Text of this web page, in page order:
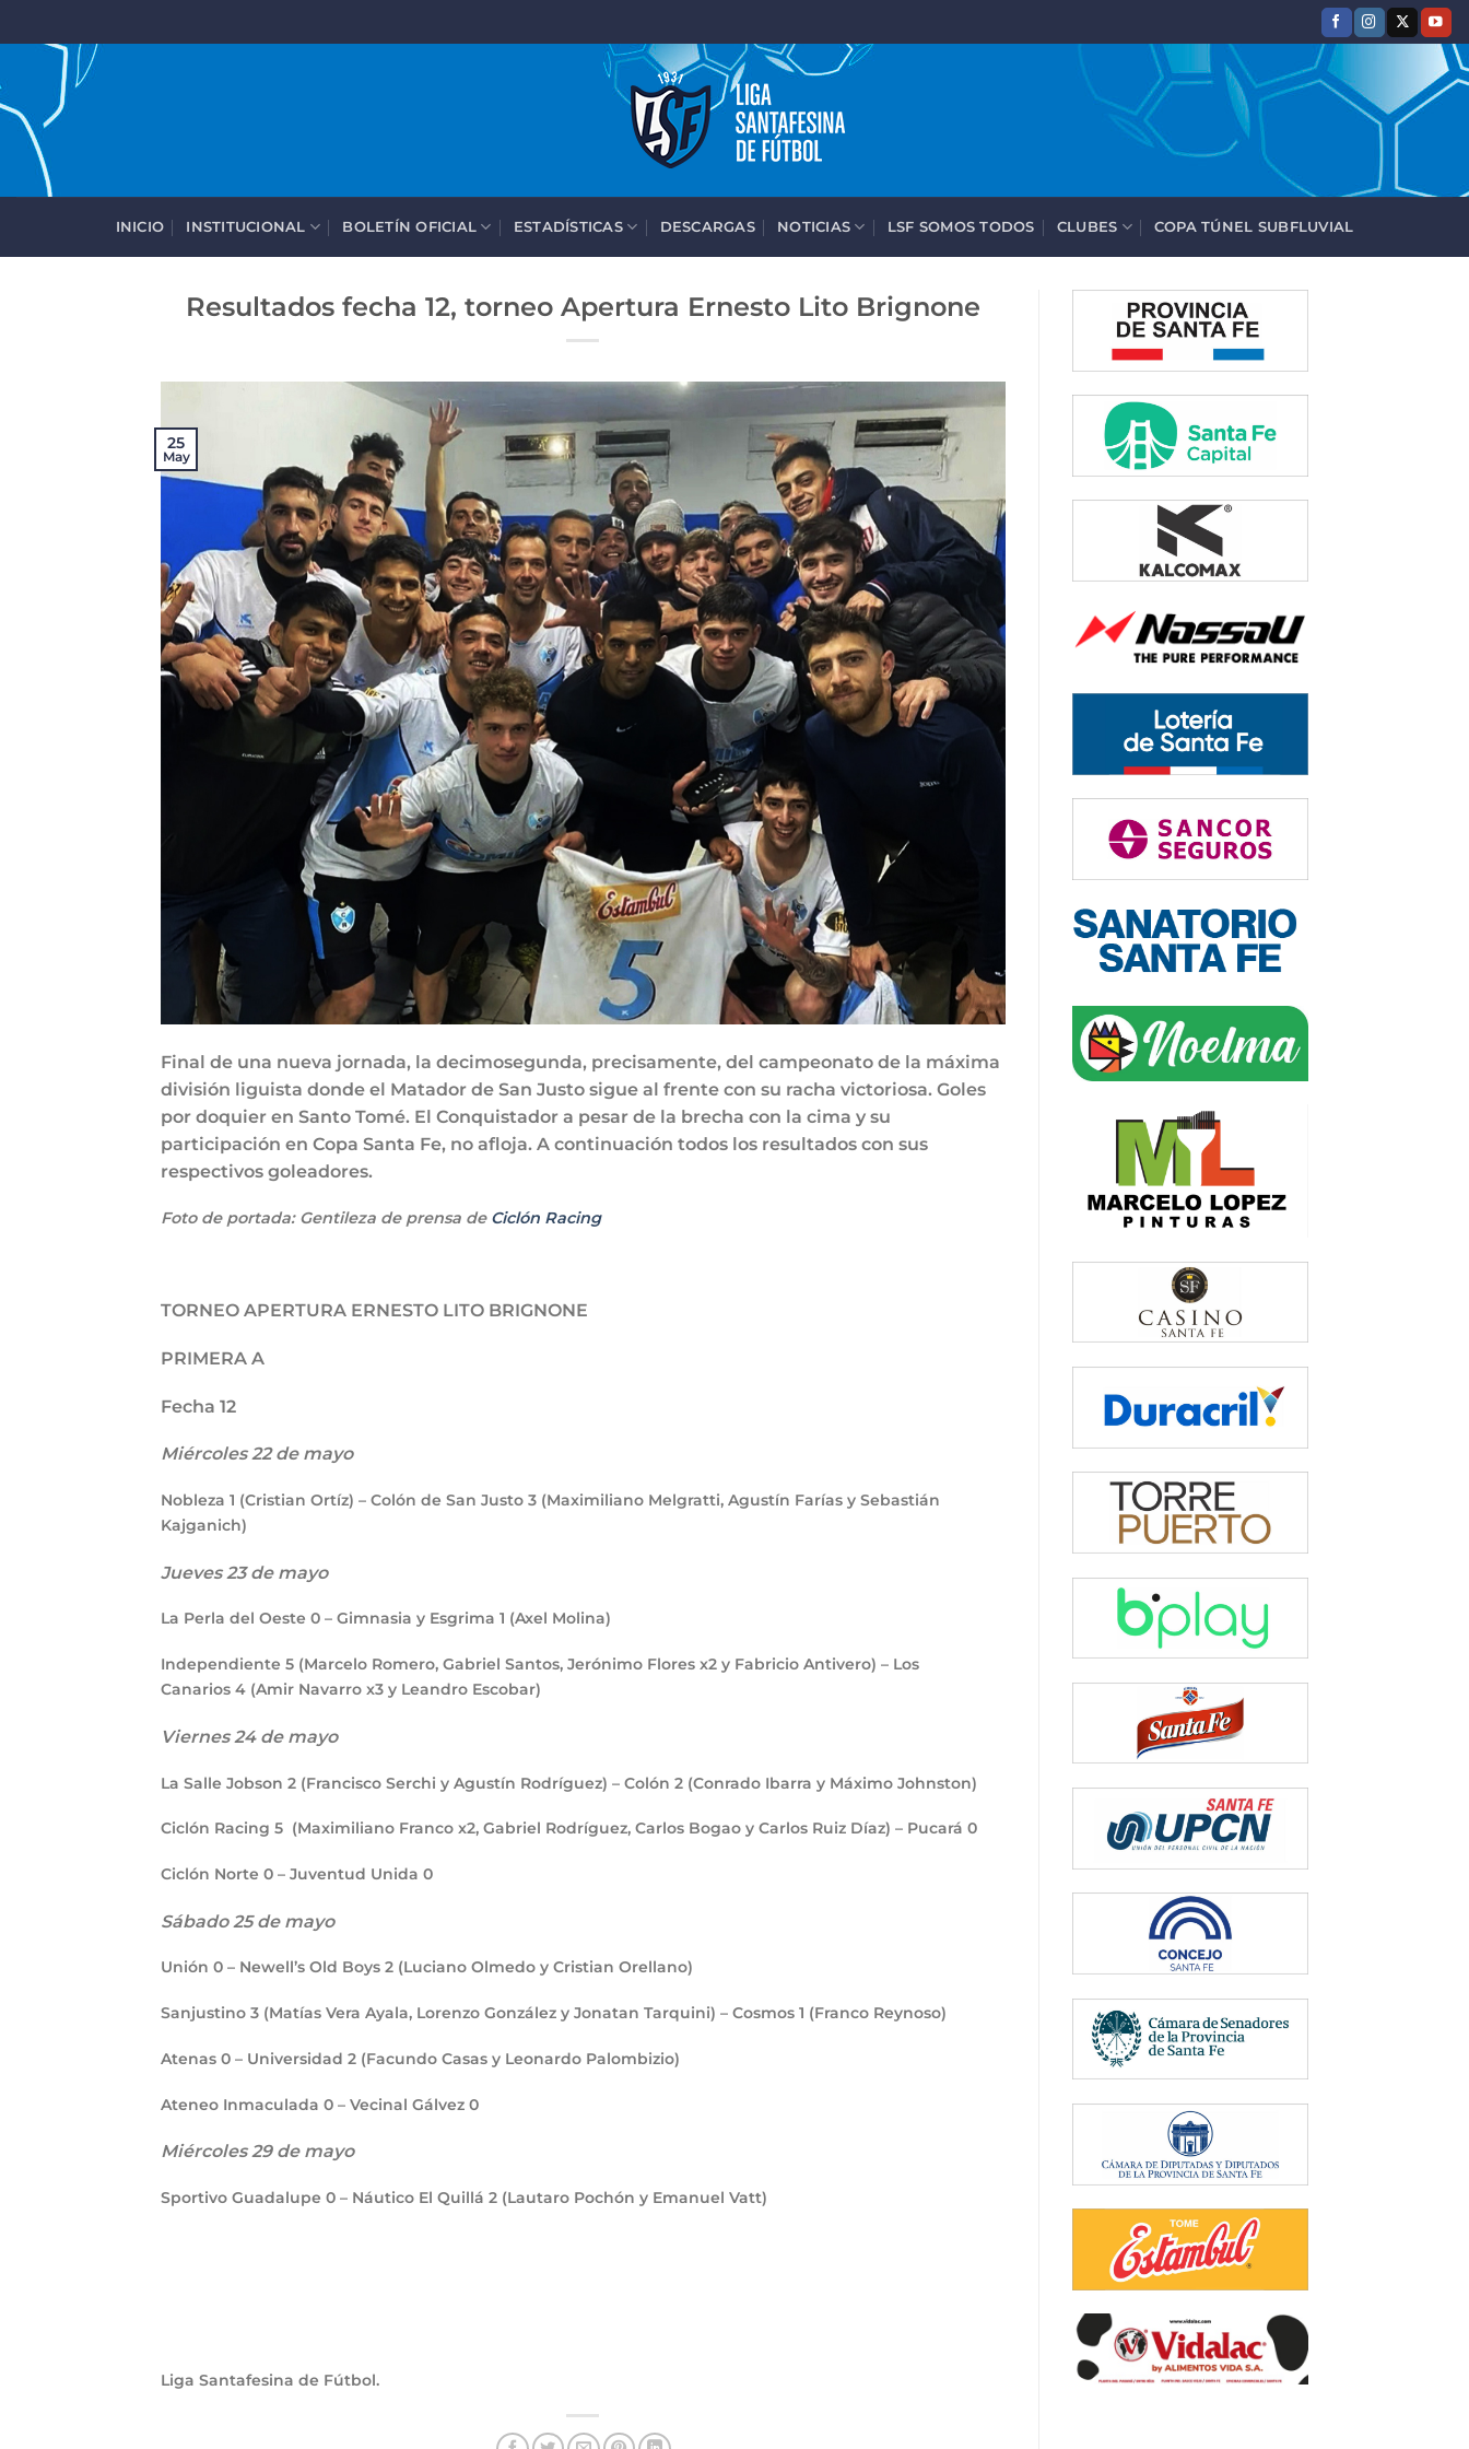
contenido
INICIO INSTITUCIONAL BOLETÍN OFICIAL ESTADÍSTICAS DESCARGAS NOTICIAS LSF SOMOS TODOS CLUBES COPA TÚNEL SUBFLUVIAL
Resultados fecha 12, torneo Apertura Ernesto Lito Brignone
25
May
Final de una nueva jornada, la decimosegunda, precisamente, del campeonato de la máxima
división liguista donde el Matador de San Justo sigue al frente con su racha victoriosa. Goles
por doquier en Santo Tomé. El Conquistador a pesar de la brecha con la cima y su
participación en Copa Santa Fe, no afloja. A continuación todos los resultados con sus
respectivos goleadores.
Foto de portada: Gentileza de prensa de Ciclón Racing
TORNEO APERTURA ERNESTO LITO BRIGNONE
PRIMERA A
Fecha 12
Miércoles 22 de mayo
Nobleza 1 (Cristian Ortíz) – Colón de San Justo 3 (Maximiliano Melgratti, Agustín Farías y Sebastián
Kajganich)
Jueves 23 de mayo
La Perla del Oeste 0 – Gimnasia y Esgrima 1 (Axel Molina)
Independiente 5 (Marcelo Romero, Gabriel Santos, Jerónimo Flores x2 y Fabricio Antivero) – Los
Canarios 4 (Amir Navarro x3 y Leandro Escobar)
Viernes 24 de mayo
La Salle Jobson 2 (Francisco Serchi y Agustín Rodríguez) – Colón 2 (Conrado Ibarra y Máximo Johnston)
Ciclón Racing 5 (Maximiliano Franco x2, Gabriel Rodríguez, Carlos Bogao y Carlos Ruiz Díaz) – Pucará 0
Ciclón Norte 0 – Juventud Unida 0
Sábado 25 de mayo
Unión 0 – Newell’s Old Boys 2 (Luciano Olmedo y Cristian Orellano)
Sanjustino 3 (Matías Vera Ayala, Lorenzo González y Jonatan Tarquini) – Cosmos 1 (Franco Reynoso)
Atenas 0 – Universidad 2 (Facundo Casas y Leonardo Palombizio)
Ateneo Inmaculada 0 – Vecinal Gálvez 0
Miércoles 29 de mayo
Sportivo Guadalupe 0 – Náutico El Quillá 2 (Lautaro Pochón y Emanuel Vatt)
Liga Santafesina de Fútbol.